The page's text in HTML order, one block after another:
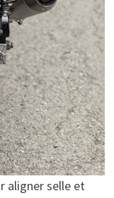
aligner selle et